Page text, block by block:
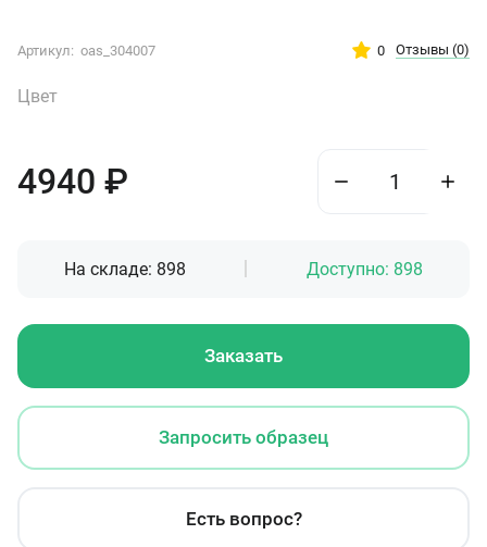
Артикул: oas_304007 0 Отзывы (0)
Цвет
4940 ₽
На складе: 898 Доступно: 898
Заказать
Запросить образец
Есть вопрос?